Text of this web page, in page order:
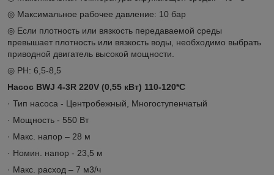
◎ Максимальное рабочее давление: 10 бар
◎ Если плотность или вязкость передаваемой среды
превышает плотность или вязкость воды, необходимо выбрать
приводной двигатель высокой мощности.
◎ PH: 6,5-8,5
Насос BWJ 4-3R 220V (0,55 кВт) 110-120*C
· Тип насоса - Центробежный, Многоступенчатый
· Мощность - 550 Вт
· Макс. напор – 28 м
· Номин. напор - 23,5 м
· Макс. расход – 7 м3/ч